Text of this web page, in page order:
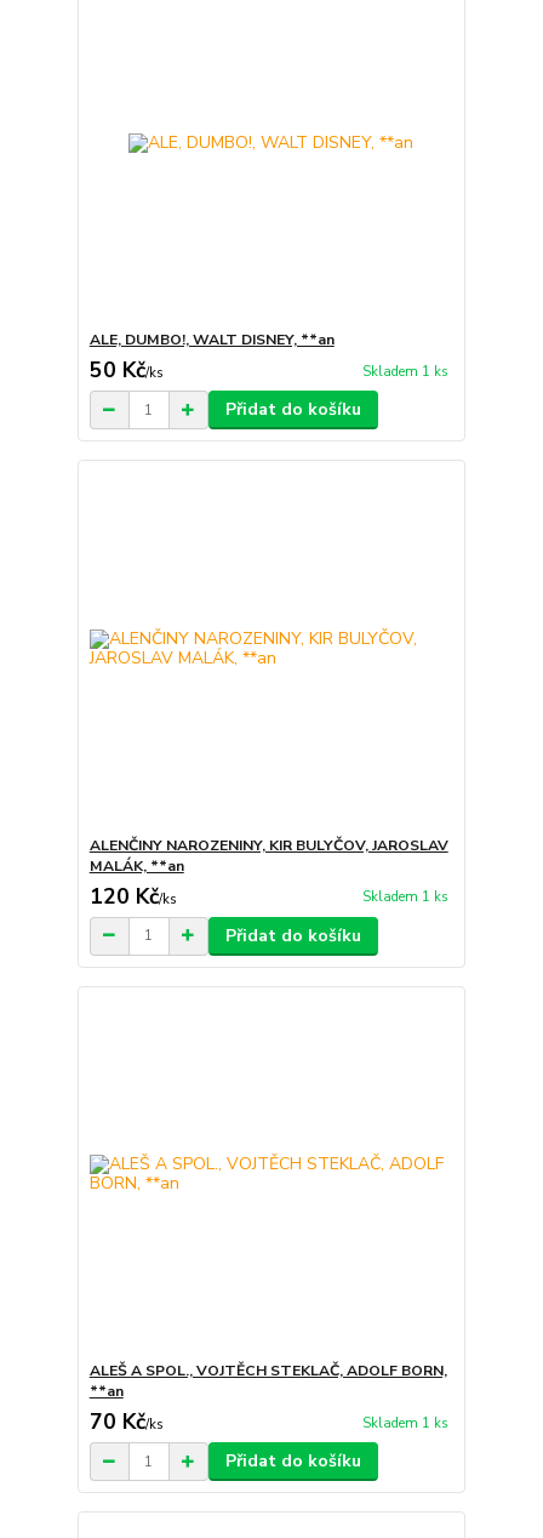
ALE, DUMBO!, WALT DISNEY, **an
50 Kč/ks Skladem 1 ks
Přidat do košíku
ALENČINY NAROZENINY, KIR BULYČOV, JAROSLAV
MALÁK, **an
120 Kč/ks Skladem 1 ks
Přidat do košíku
ALEŠ A SPOL., VOJTĚCH STEKLAČ, ADOLF BORN,
**an
70 Kč/ks Skladem 1 ks
Přidat do košíku